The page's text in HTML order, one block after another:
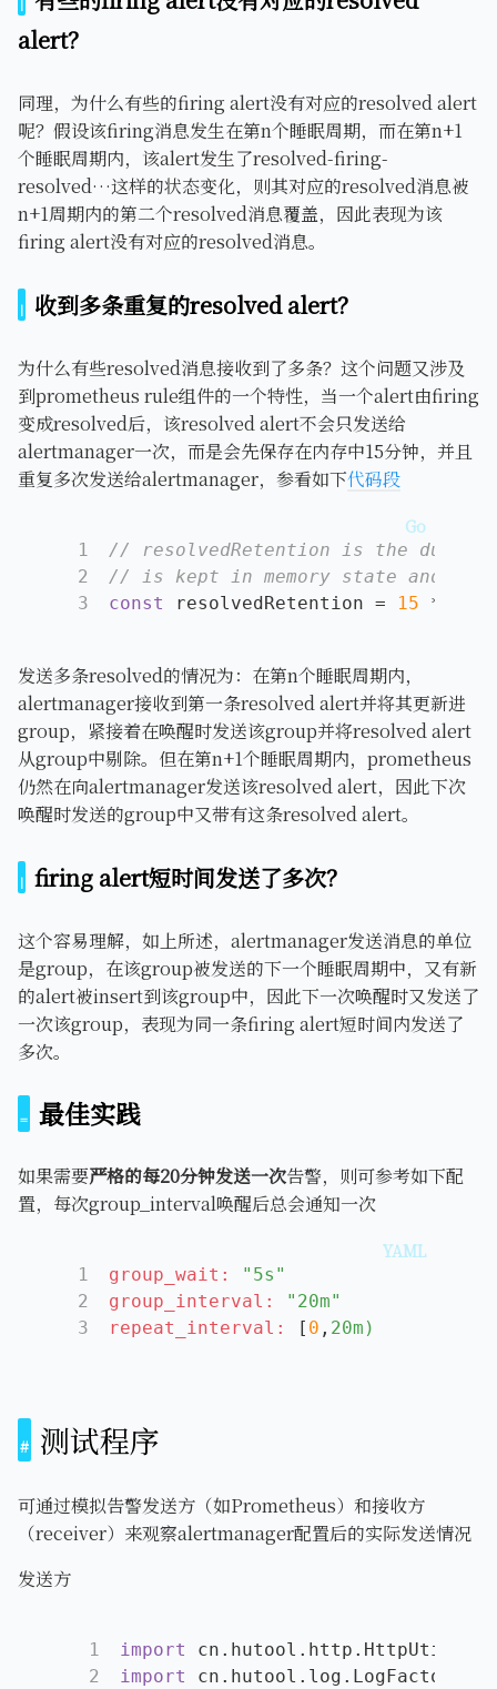
alert？
同理，为什么有些的firing alert没有对应的resolved alert
呢？假设该firing消息发生在第n个睡眠周期，而在第n+1
个睡眠周期内，该alert发生了resolved-firing-
resolved…这样的状态变化，则其对应的resolved消息被
n+1周期内的第二个resolved消息覆盖，因此表现为该
firing alert没有对应的resolved消息。
收到多条重复的resolved alert？
为什么有些resolved消息接收到了多条？这个问题又涉及
到prometheus rule组件的一个特性，当一个alert由firing
变成resolved后，该resolved alert不会只发送给
alertmanager一次，而是会先保存在内存中15分钟，并且
重复多次发送给alertmanager，参看如下代码段
1
2
3
// resolvedRetention is the
// is kept in memory state and
const
resolvedRetention = 15 *
发送多条resolved的情况为：在第n个睡眠周期内，
alertmanager接收到第一条resolved alert并将其更新进
group，紧接着在唤醒时发送该group并将resolved alert
从group中剔除。但在第n+1个睡眠周期内，prometheus
仍然在向alertmanager发送该resolved alert，因此下次
唤醒时发送的group中又带有这条resolved alert。
firing alert短时间发送了多次？
这个容易理解，如上所述，alertmanager发送消息的单位
是group，在该group被发送的下一个睡眠周期中，又有新
的alert被insert到该group中，因此下一次唤醒时又发送了
一次该group，表现为同一条firing alert短时间内发送了
多次。
最佳实践
如果需要严格的每20分钟发送一次告警，则可参考如下配
置，每次group_interval唤醒后总会通知一次
1
2
3
group_wait:
"5s"
group_interval:
"20m"
repeat_interval:
[ 0 , 20m)
测试程序
可通过模拟告警发送方（如Prometheus）和接收方
（receiver）来观察alertmanager配置后的实际发送情况
发送方
1
2
import
cn.hutool.http.HttpUtil
import
cn.hutool.log.LogFactory